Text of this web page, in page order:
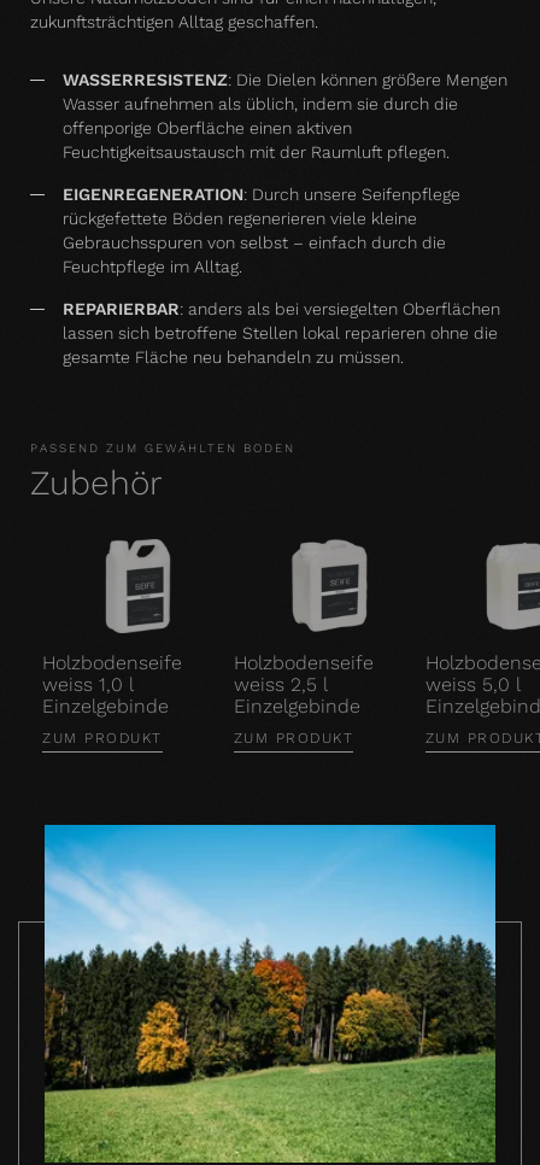
zukunftsträchtigen Alltag geschaffen.
WASSERRESISTENZ: Die Dielen können größere Mengen
Wasser aufnehmen als üblich, indem sie durch die
offenporige Oberfläche einen aktiven
Feuchtigkeitsaustausch mit der Raumluft pflegen.
EIGENREGENERATION: Durch unsere Seifenpflege
rückgefettete Böden regenerieren viele kleine
Gebrauchsspuren von selbst – einfach durch die
Feuchtpflege im Alltag.
REPARIERBAR: anders als bei versiegelten Oberflächen
lassen sich betroffene Stellen lokal reparieren ohne die
gesamte Fläche neu behandeln zu müssen.
PASSEND ZUM GEWÄHLTEN BODEN
Zubehör
Holzbodenseife
weiss 1,0 l
Einzelgebinde
ZUM PRODUKT
Holzbodenseife
weiss 2,5 l
Einzelgebinde
ZUM PRODUKT
weiss 5,0 l
ZUM